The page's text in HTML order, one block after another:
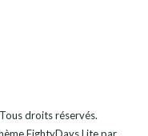
droits réservés.